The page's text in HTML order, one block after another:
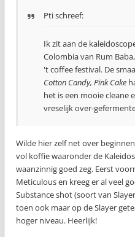
Ptischreef:
Ik zit aan de
Colombia van Rum
't coffee festival. De
Cotton Candy, Pink Cake
het is een mooie cleane
vreselijk over-
Wilde hier zelf net over
vol koffie waaronder de
waanzinnig goed zeg. Eerst
Meticulous en kreeg er al veel
Substance shot (soort van
toen ook maar op de Slayer
hoger niveau. Heerlijk!